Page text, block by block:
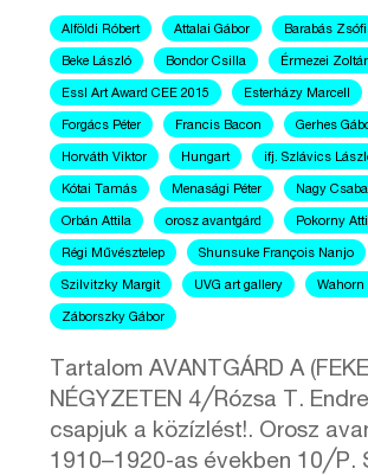
Alföldi Róbert Attalai Gábor Barabás Zsófi
Beke László Bondor Csilla Érmezei
Essl Art Award CEE 2015 Esterházy Marcell
Forgács Péter Francis Bacon Gerhes
Horváth Viktor Hungart ifj. Szlávics
Kótai Tamás Menasági Péter Nagy Csaba
Orbán Attila orosz avantgárd Pokorny
Régi Művésztelep Shunsuke François Nanjo
Szilvitzky Margit UVG art gallery Wahorn
Záborszky Gábor
Tartalom AVANTGÁRD A
NÉGYZETEN 4╱Rózsa T.
csapjuk a közízlést!. Orosz
1910–1920-as években 10╱P.